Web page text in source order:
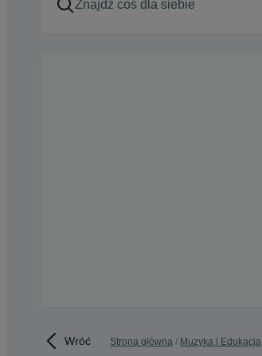
Wróć Strona główna Muzyka i Edukacja